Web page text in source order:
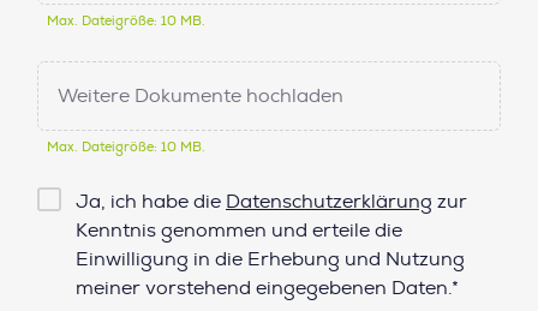
Max. Dateigröße: 10 MB.
Weitere Dokumente hochladen
Max. Dateigröße: 10 MB.
Checkbox
Datenschutz*
Ja, ich habe die Datenschutzerklärung zur
Kenntnis genommen und erteile die
Einwilligung in die Erhebung und Nutzung
meiner vorstehend eingegebenen Daten.*